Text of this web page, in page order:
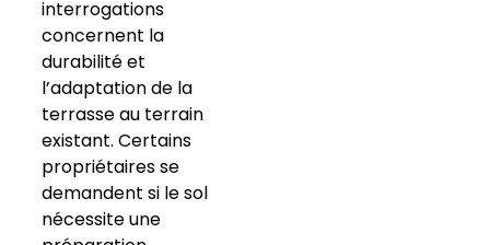
interrogations
concernent la
durabilité et
l’adaptation de la
terrasse au terrain
existant. Certains
propriétaires se
demandent si le sol
nécessite une